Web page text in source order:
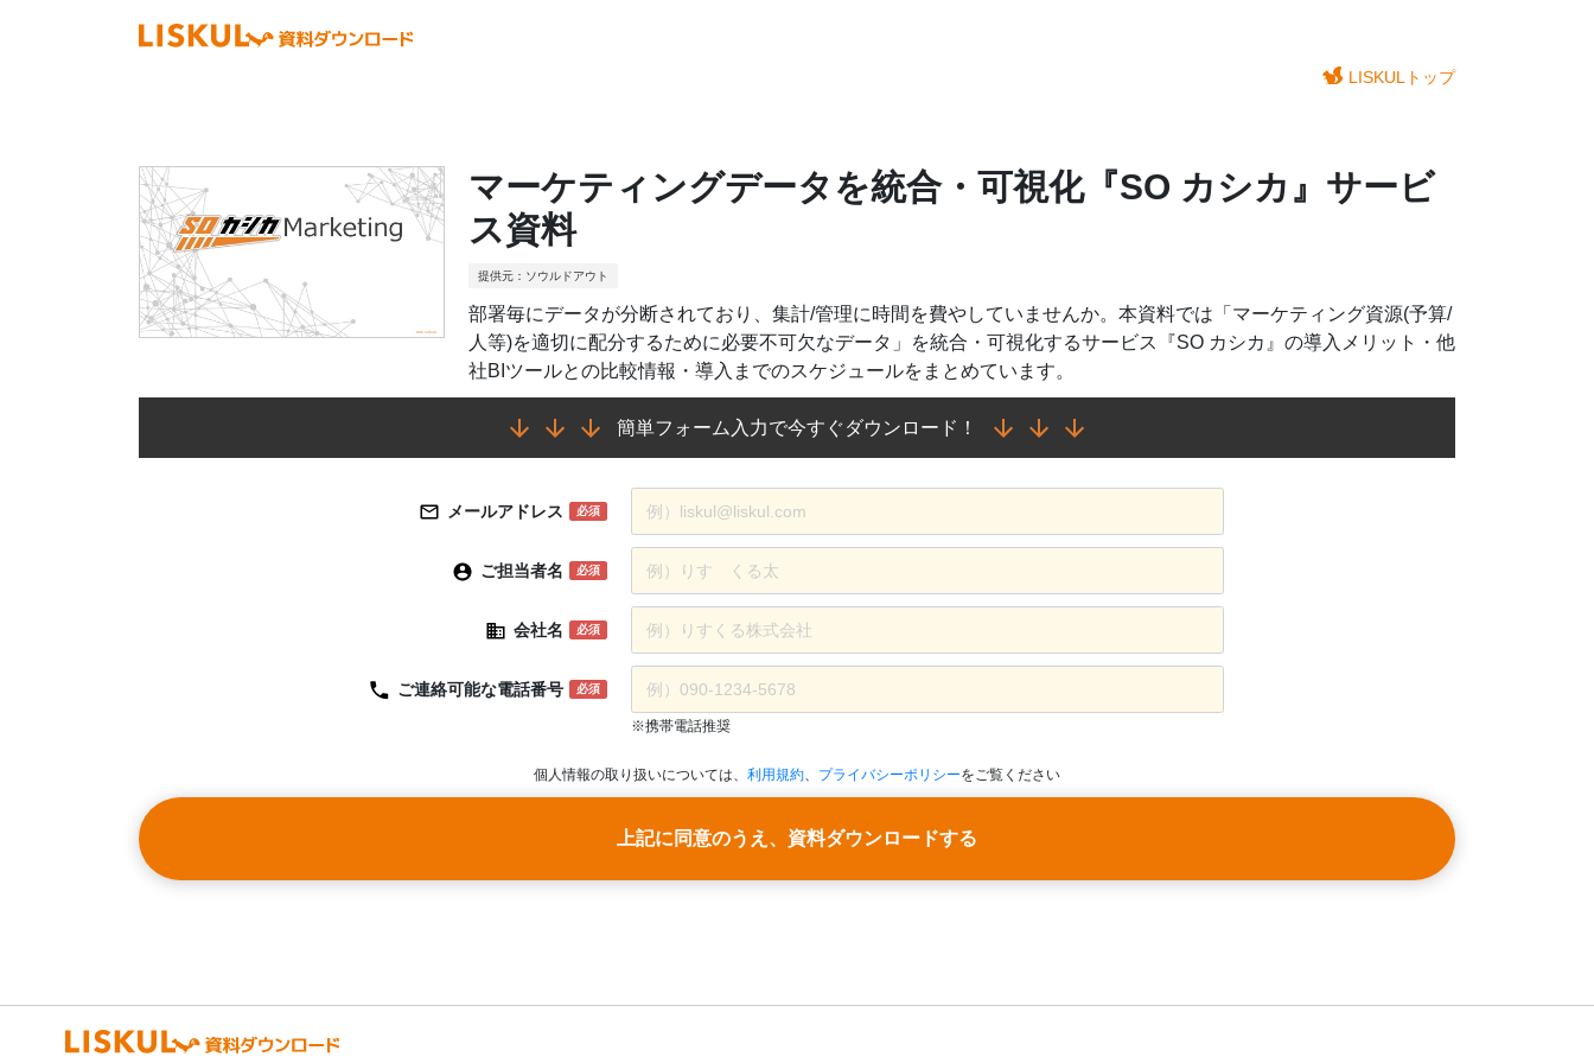
LISKULトップ
マーケティングデータを統合・可視化『SO カシカ』サービ
ス資料
提供元：ソウルドアウト
部署毎にデータが分断されており、集計/管理に時間を費やしていませんか。本資料では「マーケティング資源(予算/
人等)を適切に配分するために必要不可欠なデータ」を統合・可視化するサービス『SO カシカ』の導入メリット・他
社BIツールとの比較情報・導入までのスケジュールをまとめています。
簡単フォーム入力で今すぐダウンロード！
メールアドレス 必須
ご担当者名 必須
会社名 必須
ご連絡可能な電話番号 必須
※携帯電話推奨
個人情報の取り扱いについては、 利用規約、 プライバシーポリシーをご覧ください
上記に同意のうえ、資料ダウンロードする